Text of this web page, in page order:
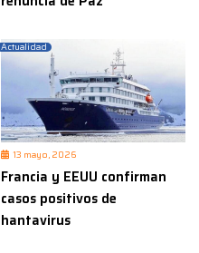
Actualidad
13 mayo, 2026
Francia y EEUU confirman
casos positivos de
hantavirus